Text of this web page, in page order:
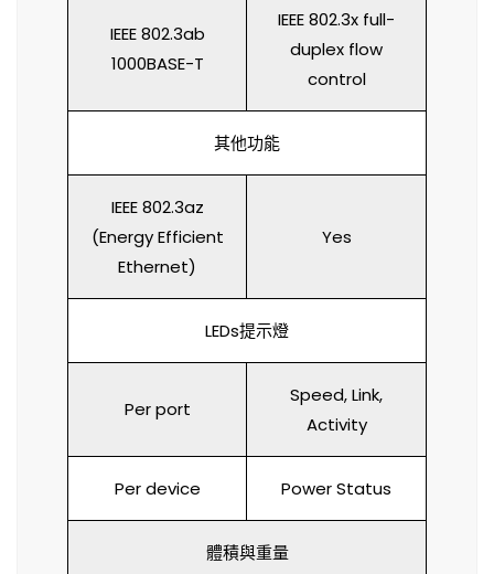
IEEE 802.3ab
1000BASE-T
IEEE 802.3x full-
duplex flow
control
其他功能
IEEE 802.3az
(Energy Efficient
Ethernet)
Yes
LEDs提示燈
Per port
Speed, Link,
Activity
Per device Power Status
體積與重量